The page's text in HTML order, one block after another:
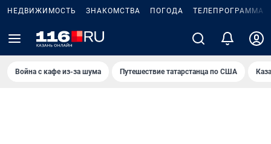
НЕДВИЖИМОСТЬ ЗНАКОМСТВА ПОГОДА ТЕЛЕПРОГРАММА
Война с кафе из-за шума Путешествие татарстанца по США